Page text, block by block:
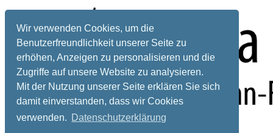
Wir verwenden Cookies, um die
Benutzerfreundlichkeit unserer Seite zu
erhöhen, Anzeigen zu personalisieren und die
Zugriffe auf unsere Website zu analysieren.
Mit der Nutzung unserer Seite erklären Sie sich
damit einverstanden, dass wir Cookies
verwenden. Datenschutzerklärung